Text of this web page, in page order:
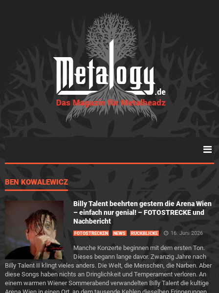
BEN KOWALEWICZ
Billy Talent beehrten gestern die Arena Wien
– einfach nur genial! – FOTOSTRECKE und
Nachbericht
FOTOSTRECKEN NEWS RÜCKBLICKE 16. Juni 2026
Manche Konzerte beginnen mit dem ersten Ton.
Dieses begann lange davor. Zwanzig Jahre nach
Billy Talent II klingt vieles anders. Die Welt, die Menschen, die Narben. Aber
diese Songs haben nichts an Dringlichkeit und Temperament verloren. An
einem warmen Wiener Sommerabend verwandelten Billy Talent die kultige